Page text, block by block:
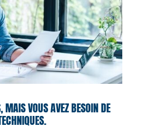
MAIS VOUS AVEZ BESOIN DE